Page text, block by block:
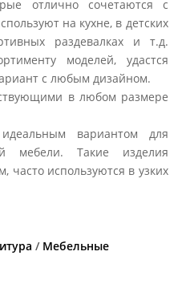
отлично сочетаются с
на кухне, в детских
раздевалках и т.д.
моделей, удастся
с любым дизайном.
в любом размере
вариантом для
мебели. Такие изделия
часто используются в узких
/ Мебельные